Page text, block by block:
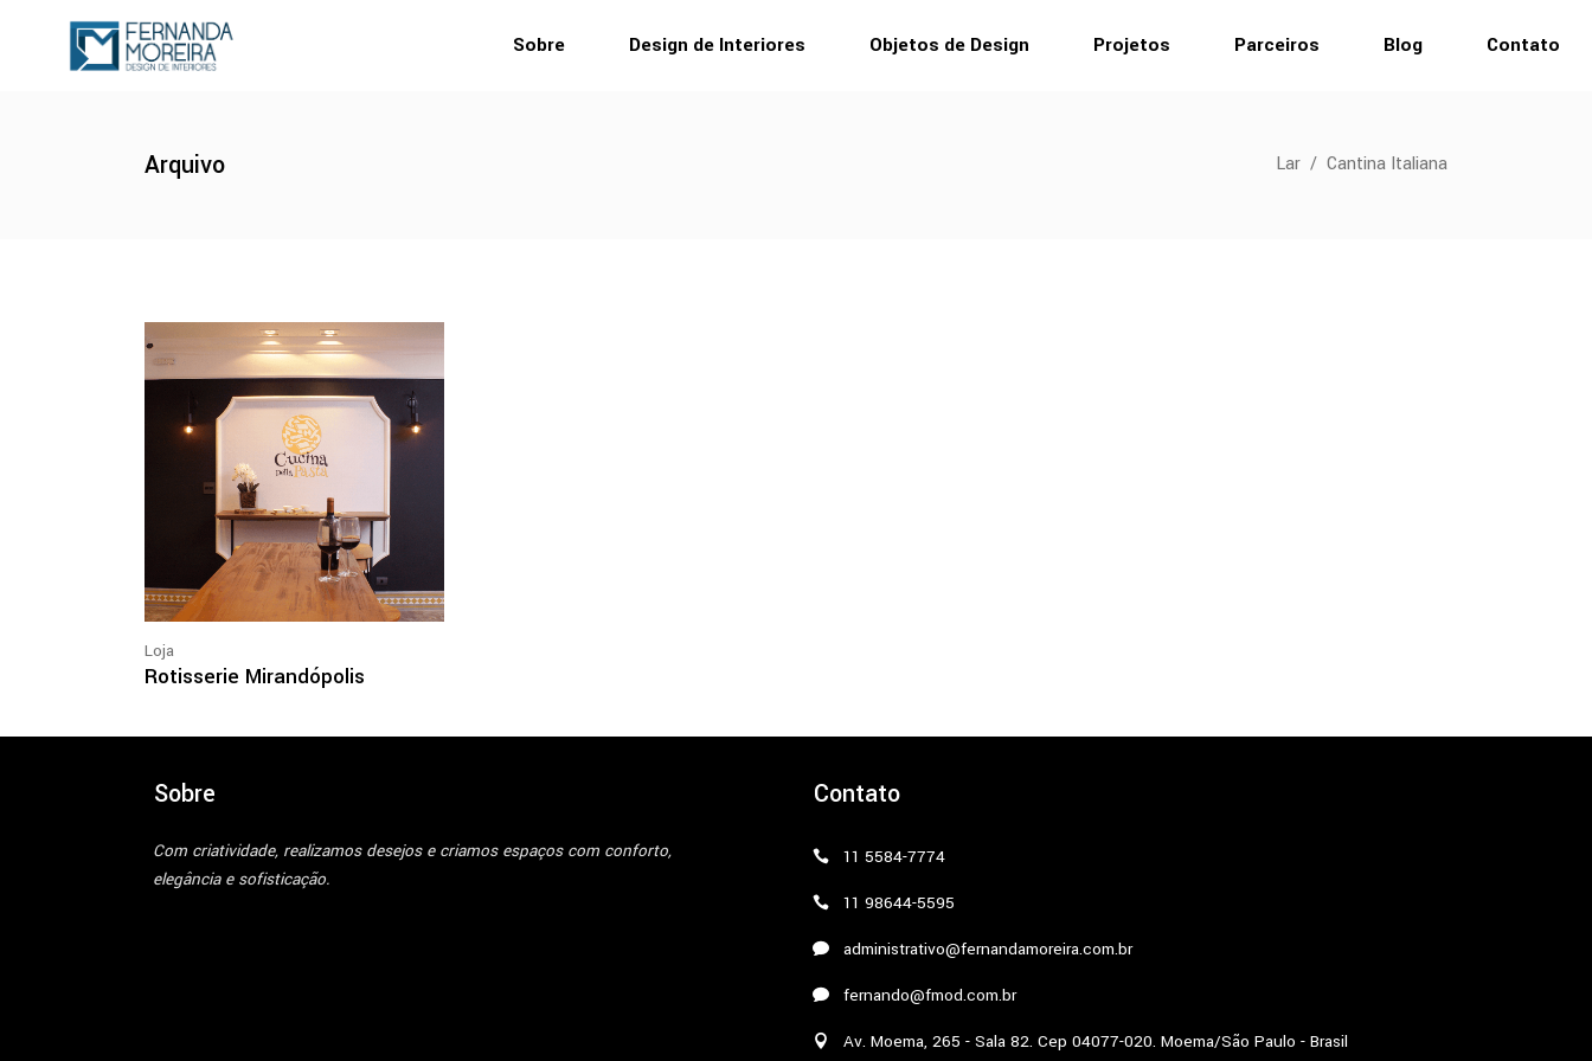
Sobre Design de Interiores Objetos de Design Projetos Parceiros Blog Contato
Arquivo Lar / Cantina Italiana
Loja
Rotisserie Mirandópolis
Sobre
Com criatividade, realizamos desejos e criamos espaços com conforto,
elegância e sofisticação.
Contato
11 5584-7774
11 98644-5595
administrativo@fernandamoreira.com.br
fernando@fmod.com.br
Av. Moema, 265 - Sala 82. Cep 04077-020. Moema/São Paulo - Brasil